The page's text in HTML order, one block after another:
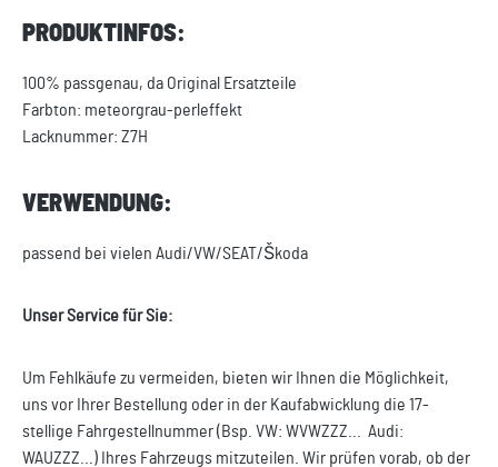
PRODUKTINFOS:
100% passgenau, da Original Ersatzteile
Farbton: meteorgrau-perleffekt
Lacknummer: Z7H
VERWENDUNG:
passend bei vielen Audi/VW/SEAT/Škoda
Unser Service für Sie:
Um Fehlkäufe zu vermeiden, bieten wir Ihnen die Möglichkeit,
uns vor Ihrer Bestellung oder in der Kaufabwicklung die 17-
stellige Fahrgestellnummer (Bsp. VW: WVWZZZ... Audi:
WAUZZZ...) Ihres Fahrzeugs mitzuteilen. Wir prüfen vorab, ob der